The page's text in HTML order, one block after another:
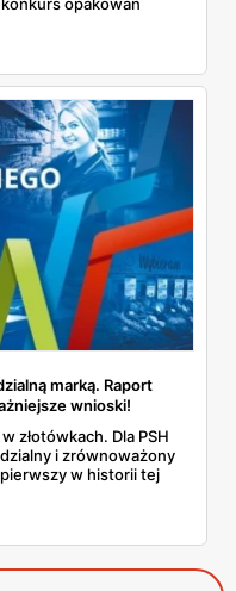
marką. Raport
wnioski!
złotówkach. Dla PSH
i zrównoważony
w historii tej